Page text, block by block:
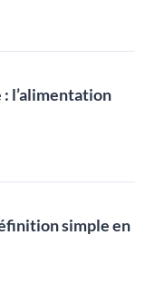
l’alimentation
simple en